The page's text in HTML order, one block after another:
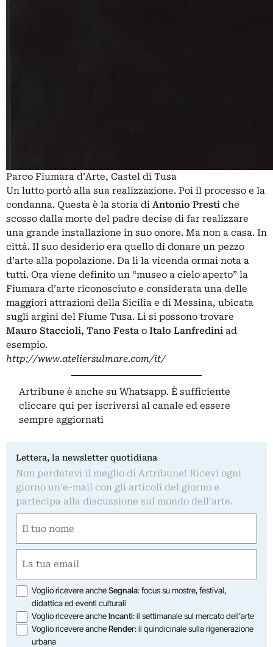
Parco Fiumara d’Arte, Castel di Tusa
Un lutto portò alla sua realizzazione. Poi il processo e la
condanna. Questa è la storia di Antonio Presti che
scosso dalla morte del padre decise di far realizzare
una grande installazione in suo onore. Ma non a casa. In
città. Il suo desiderio era quello di donare un pezzo
d’arte alla popolazione. Da lì la vicenda ormai nota a
tutti. Ora viene definito un “museo a cielo aperto” la
Fiumara d’arte riconosciuto e considerata una delle
maggiori attrazioni della Sicilia e di Messina, ubicata
sugli argini del Fiume Tusa. Lì si possono trovare
Mauro Staccioli, Tano Festa o Italo Lanfredini ad
esempio.
http://www.ateliersulmare.com/it/
Artribune è anche su Whatsapp. È sufficiente
cliccare qui per iscriversi al canale ed essere
sempre aggiornati
Lettera, la newsletter quotidiana
Non perdetevi il meglio di Artribune! Ricevi ogni
giorno un'e-mail con gli articoli del giorno e
partecipa alla discussione sul mondo dell'arte.
(Obbligatorio)
Nome
(Obbligatorio)
Opzioni
Voglio ricevere ancheSegnala: focus su mostre, festival,
didattica ed eventi culturali
Voglio ricevere ancheIncanti: il settimanale sul mercato dell'arte
Voglio ricevere ancheRender: il quindicinale sulla rigenerazione
urbana